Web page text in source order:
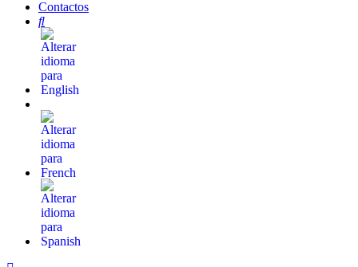
Contactos